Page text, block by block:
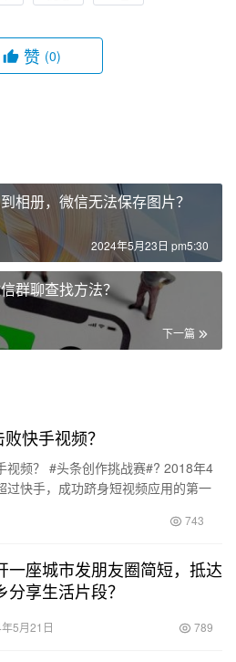
赞 (0)
相册，微信无法保存图片？
2024年5月23日 pm5:30
群聊查找方法？
下一篇
快手视频？
视频？ #头条创作挑战赛#? 2018年4
过快手，成功跻身短视频应用的第一
743
一座城市发朋友圈简短，抵达
分享生活片段？
5月21日 789